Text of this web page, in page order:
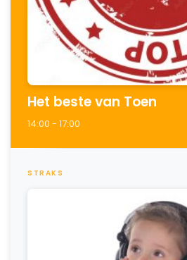
Het beste van Toen
14:00 - 17:00
STRAKS